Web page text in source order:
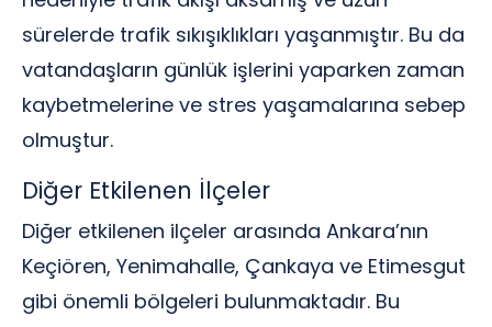
sürelerde trafik sıkışıklıkları yaşanmıştır. Bu da
vatandaşların günlük işlerini yaparken zaman
kaybetmelerine ve stres yaşamalarına sebep
olmuştur.
Diğer Etkilenen İlçeler
Diğer etkilenen ilçeler arasında Ankara’nın
Keçiören, Yenimahalle, Çankaya ve Etimesgut
gibi önemli bölgeleri bulunmaktadır. Bu